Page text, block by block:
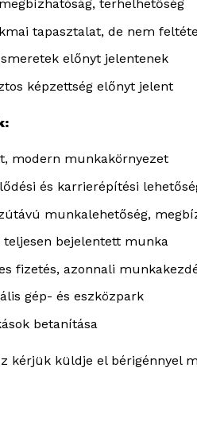
terhelhetőség
tapasztalat, de nem
előnyt jelentenek
képzettség előnyt jelent
modern munkakörnyezet
és karrierépítési
munkalehetőség,
teljesen bejelentett munka
fizetés, azonnali
gép- és eszközpark
betanítása
kérjük küldje el bérigénnyel